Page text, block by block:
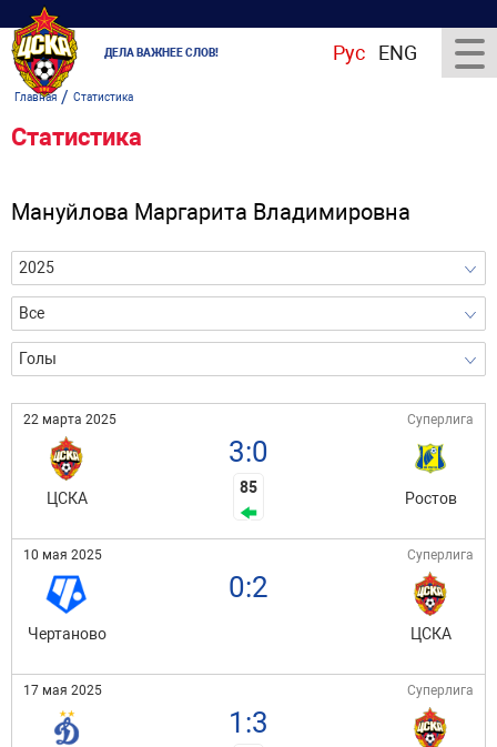
ДЕЛА ВАЖНЕЕ СЛОВ! Рус ENG
Главная/ Статистика
Статистика
Мануйлова Маргарита Владимировна
2025
Все
Голы
22 марта 2025 Суперлига
ЦСКА
3:0
85
Ростов
10 мая 2025 Суперлига
Чертаново
0:2
ЦСКА
17 мая 2025 Суперлига
1:3